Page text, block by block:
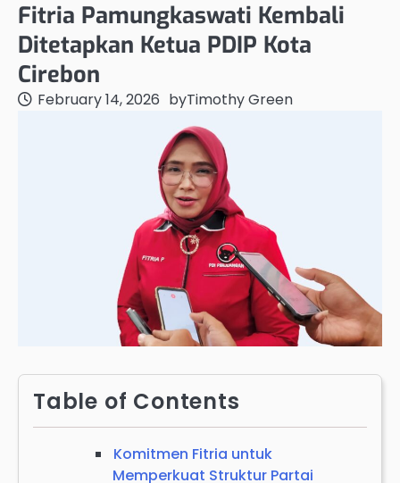
Fitria Pamungkaswati Kembali
Ditetapkan Ketua PDIP Kota
Cirebon
February 14, 2026 byTimothy Green
Table of Contents
Komitmen Fitria untuk
Memperkuat Struktur Partai